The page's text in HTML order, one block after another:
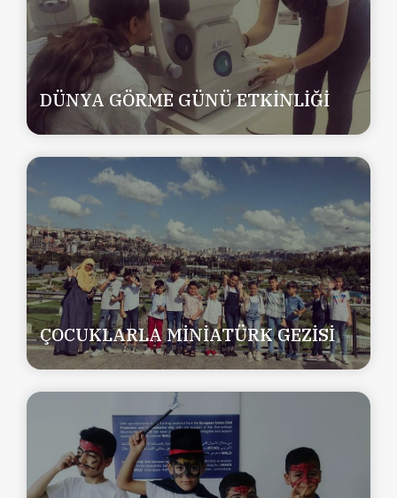
DÜNYA GÖRME GÜNÜ ETKİNLİĞİ
ÇOCUKLARLA MİNİATÜRK GEZİSİ